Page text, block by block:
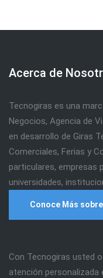
Acerca de
Tecnogiras es una
Negocios, Agencia de
en desarrollo de Giras
Comerciales, Ferias y
particulares, empresas
universidades,
Conoce Más
Con Tecnogiras usted
atención personalizada